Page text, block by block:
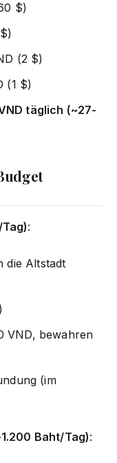
$)
(2 $)
(1 $)
täglich (~27-
:
die Altstadt
VND, bewahren
(im
Baht/Tag):